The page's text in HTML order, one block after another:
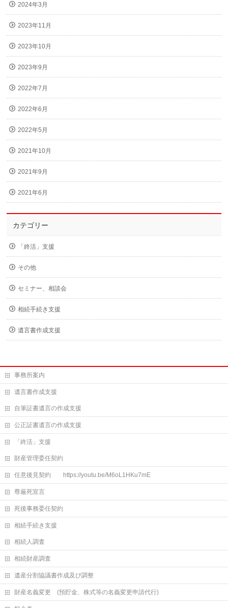
2024年3月
2023年11月
2023年10月
2023年9月
2022年7月
2022年6月
2022年5月
2021年10月
2021年9月
2021年6月
カテゴリー
「終活」支援
その他
セミナー、相談会
相続手続き支援
遺言書作成支援
事務所案内
遺言書作成支援
自筆証書遺言の作成支援
公正証書遺言の作成支援
「終活」支援
財産管理委任契約
任意後見契約 https://youtu.be/M6oL1HKu7mE
尊厳死宣言
死後事務委任契約
相続手続き支援
相続人調査
相続財産調査
遺産分割協議書作成及び調整
財産名義変更 (預貯金、株式等の名義変更申請代行)